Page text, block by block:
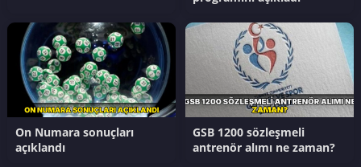
On Numara sonuçları
açıklandı
GSB 1200 sözleşmeli
antrenör alımı ne zaman?